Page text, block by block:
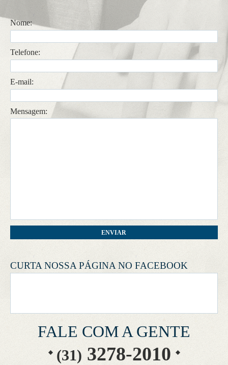
DICAS
CONTATO
Nome:
Telefone:
E-mail:
Mensagem:
CURTA NOSSA PÁGINA NO FACEBOOK
FALE COM A GENTE
(31) 3278-2010